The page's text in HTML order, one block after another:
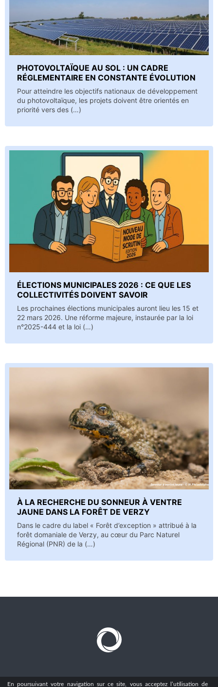
En poursuivant votre navigation sur ce site, vous acceptez l’utilisation de
PHOTOVOLTAÏQUE AU SOL : UN CADRE
RÉGLEMENTAIRE EN CONSTANTE ÉVOLUTION
Pour atteindre les objectifs nationaux de développement
du photovoltaïque, les projets doivent être orientés en
priorité vers des (…)
ÉLECTIONS MUNICIPALES 2026 : CE QUE LES
COLLECTIVITÉS DOIVENT SAVOIR
Les prochaines élections municipales auront lieu les 15 et
22 mars 2026. Une réforme majeure, instaurée par la loi
n°2025-444 et la loi (…)
À LA RECHERCHE DU SONNEUR À VENTRE
JAUNE DANS LA FORÊT DE VERZY
Dans le cadre du label « Forêt d’exception » attribué à la
forêt domaniale de Verzy, au cœur du Parc Naturel
Régional (PNR) de la (…)